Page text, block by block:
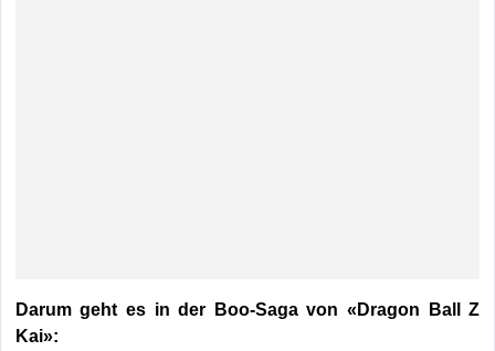
Darum geht es in der Boo-Saga von «Dragon Ball Z
Kai»: